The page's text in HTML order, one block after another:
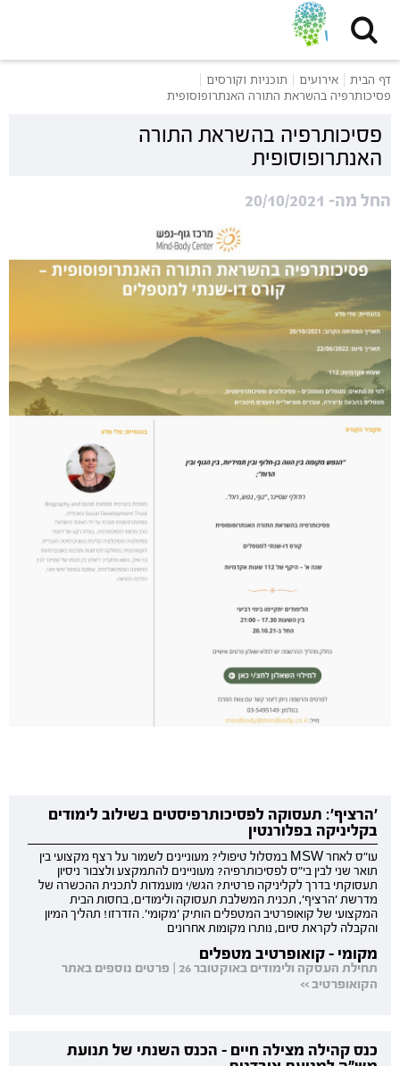
דף הבית אירועים
תוכניות וקורסים
פסיכותרפיה בהשראת התורה האנתרופוסופית
פסיכותרפיה בהשראת התורה
האנתרופוסופית
החל מה- 20/10/2021
'הרציף': תעסוקה לפסיכותרפיסטים בשילוב לימודים
בקליניקה בפלורנטין
עו"ס לאחר MSW במסלול טיפולי? מעוניינים לשמור על רצף מקצועי בין
תואר שני לבין בי"ס לפסיכותרפיה? מעוניינים להתמקצע ולצבור ניסיון
תעסוקתי בדרך לקליניקה פרטית? הגש/י מועמדות לתכנית ההכשרה של
מדרשת 'הרציף', תכנית המשלבת תעסוקה ולימודים, בחסות הבית
המקצועי של קואופרטיב המטפלים הותיק 'מקומי'. הזדרזו! תהליך המיון
והקבלה לקראת סיום, נותרו מקומות אחרונים
מקומי - קואופרטיב מטפלים
תחילת העסקה ולימודים באוקטובר 26 | פרטים נוספים באתר
הקואופרטיב >>
כנס קהילה מצילה חיים - הכנס השנתי של תנועת